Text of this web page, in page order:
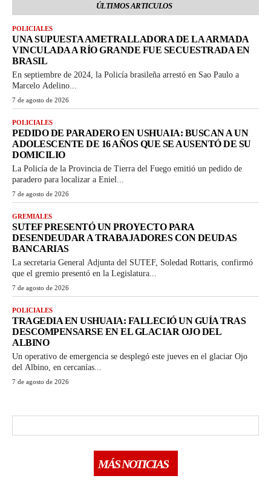
ÚLTIMOS ARTICULOS
POLICIALES
UNA SUPUESTA AMETRALLADORA DE LA ARMADA
VINCULADA A RÍO GRANDE FUE SECUESTRADA EN
BRASIL
En septiembre de 2024, la Policía brasileña arrestó en Sao Paulo a
Marcelo Adelino...
7 de agosto de 2026
POLICIALES
PEDIDO DE PARADERO EN USHUAIA: BUSCAN A UN
ADOLESCENTE DE 16 AÑOS QUE SE AUSENTÓ DE SU
DOMICILIO
La Policía de la Provincia de Tierra del Fuego emitió un pedido de
paradero para localizar a Eniel...
7 de agosto de 2026
GREMIALES
SUTEF PRESENTÓ UN PROYECTO PARA
DESENDEUDAR A TRABAJADORES CON DEUDAS
BANCARIAS
La secretaria General Adjunta del SUTEF, Soledad Rottaris, confirmó
que el gremio presentó en la Legislatura...
7 de agosto de 2026
POLICIALES
TRAGEDIA EN USHUAIA: FALLECIÓ UN GUÍA TRAS
DESCOMPENSARSE EN EL GLACIAR OJO DEL
ALBINO
Un operativo de emergencia se desplegó este jueves en el glaciar Ojo
del Albino, en cercanías...
7 de agosto de 2026
MÁS NOTICIAS